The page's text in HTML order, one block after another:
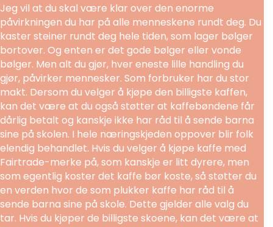
Jeg vil at du skal være klar over den enorme
påvirkningen du har på alle menneskene rundt deg. Du
kaster steiner rundt deg hele tiden, som lager bølger
bortover. Og enten er det gode bølger eller vonde
bølger. Men alt du gjør, hver eneste lille handling du
gjør, påvirker mennesker. Som forbruker har du stor
makt. Dersom du velger å kjøpe den billigste kaffen,
kan det være at du også støtter at kaffebøndene får
dårlig betalt og kanskje ikke har råd til å sende barna
sine på skolen. I hele næringskjeden oppover blir folk
elendig behandlet. Hvis du velger å kjøpe kaffe med
Fairtrade-merke på, som kanskje er litt dyrere, men
som egentlig koster det kaffe bør koste, så støtter du
en verden hvor de som plukker kaffe har råd til å
sende barna sine på skole. Dette gjelder alle valg du
tar. Hvis du kjøper de billigste skoene, kan det være at